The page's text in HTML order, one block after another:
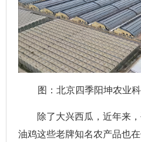
图：北京四季阳坤农业
除了大兴西瓜，近年来，
油鸡这些老牌知名农产品也